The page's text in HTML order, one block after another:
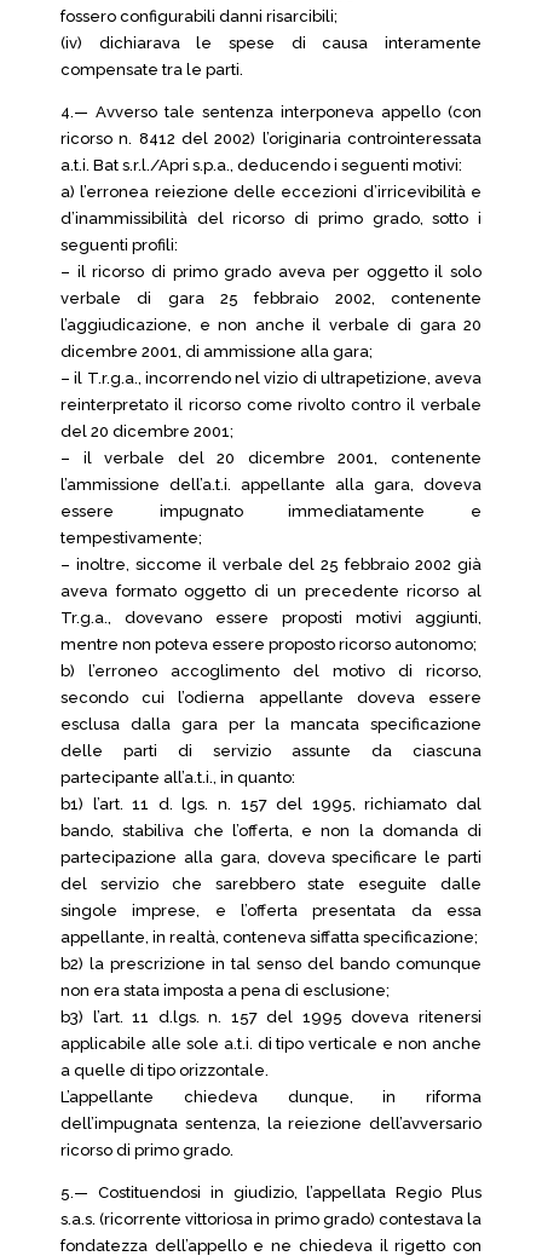
fossero configurabili danni risarcibili;
(iv) dichiarava le spese di causa interamente
compensate tra le parti.
4.— Avverso tale sentenza interponeva appello (con
ricorso n. 8412 del 2002) l’originaria controinteressata
a.t.i. Bat s.r.l./Apri s.p.a., deducendo i seguenti motivi:
a) l’erronea reiezione delle eccezioni d’irricevibilità e
d’inammissibilità del ricorso di primo grado, sotto i
seguenti profili:
– il ricorso di primo grado aveva per oggetto il solo
verbale di gara 25 febbraio 2002, contenente
l’aggiudicazione, e non anche il verbale di gara 20
dicembre 2001, di ammissione alla gara;
– il T.r.g.a., incorrendo nel vizio di ultrapetizione, aveva
reinterpretato il ricorso come rivolto contro il verbale
del 20 dicembre 2001;
– il verbale del 20 dicembre 2001, contenente
l’ammissione dell’a.t.i. appellante alla gara, doveva
essere impugnato immediatamente e
tempestivamente;
– inoltre, siccome il verbale del 25 febbraio 2002 già
aveva formato oggetto di un precedente ricorso al
Tr.g.a., dovevano essere proposti motivi aggiunti,
mentre non poteva essere proposto ricorso autonomo;
b) l’erroneo accoglimento del motivo di ricorso,
secondo cui l’odierna appellante doveva essere
esclusa dalla gara per la mancata specificazione
delle parti di servizio assunte da ciascuna
partecipante all’a.t.i., in quanto:
b1) l’art. 11 d. lgs. n. 157 del 1995, richiamato dal
bando, stabiliva che l’offerta, e non la domanda di
partecipazione alla gara, doveva specificare le parti
del servizio che sarebbero state eseguite dalle
singole imprese, e l’offerta presentata da essa
appellante, in realtà, conteneva siffatta specificazione;
b2) la prescrizione in tal senso del bando comunque
non era stata imposta a pena di esclusione;
b3) l’art. 11 d.lgs. n. 157 del 1995 doveva ritenersi
applicabile alle sole a.t.i. di tipo verticale e non anche
a quelle di tipo orizzontale.
L’appellante chiedeva dunque, in riforma
dell’impugnata sentenza, la reiezione dell’avversario
ricorso di primo grado.
5.— Costituendosi in giudizio, l’appellata Regio Plus
s.a.s. (ricorrente vittoriosa in primo grado) contestava la
fondatezza dell’appello e ne chiedeva il rigetto con